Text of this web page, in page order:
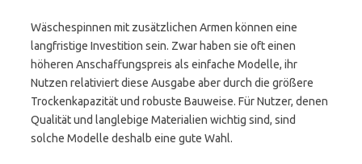
Wäschespinnen mit zusätzlichen Armen können eine
langfristige Investition sein. Zwar haben sie oft einen
höheren Anschaffungspreis als einfache Modelle, ihr
Nutzen relativiert diese Ausgabe aber durch die größere
Trockenkapazität und robuste Bauweise. Für Nutzer, denen
Qualität und langlebige Materialien wichtig sind, sind
solche Modelle deshalb eine gute Wahl.